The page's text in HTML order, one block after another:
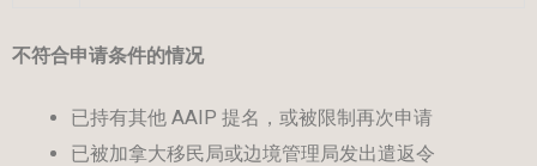
不符合申请条件的情况
已持有其他 AAIP 提名，或被限制再次申请
已被加拿大移民局或边境管理局发出遣返令